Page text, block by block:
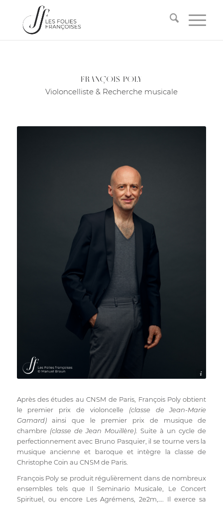
FRANÇOIS POLY
Violoncelliste & Recherche musicale
Après des études au CNSM de Paris, François Poly obtient
le premier prix de violoncelle (classe de Jean-Marie
Gamard)ainsi que le premier prix de musique de
chambre (classe de Jean Mouillère). Suite à un cycle de
perfectionnement avec Bruno Pasquier, il se tourne vers la
musique ancienne et baroque et intègre la classe de
Christophe Coin au CNSM de Paris.
François Poly se produit régulièrement dans de nombreux
ensembles tels que Il Seminario Musicale, Le Concert
Spirituel, ou encore Les Agrémens, 2e2m,…. Il exerce sa